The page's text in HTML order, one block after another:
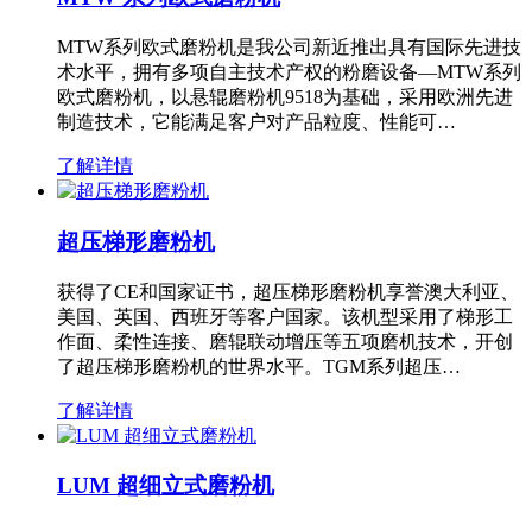
MTW系列欧式磨粉机是我公司新近推出具有国际先进技
术水平，拥有多项自主技术产权的粉磨设备—MTW系列
欧式磨粉机，以悬辊磨粉机9518为基础，采用欧洲先进
制造技术，它能满足客户对产品粒度、性能可…
了解详情
超压梯形磨粉机
获得了CE和国家证书，超压梯形磨粉机享誉澳大利亚、
美国、英国、西班牙等客户国家。该机型采用了梯形工
作面、柔性连接、磨辊联动增压等五项磨机技术，开创
了超压梯形磨粉机的世界水平。TGM系列超压…
了解详情
LUM 超细立式磨粉机